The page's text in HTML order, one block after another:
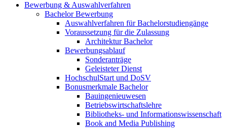
Bewerbung & Auswahlverfahren
Bachelor Bewerbung
Auswahlverfahren für Bachelorstudiengänge
Voraussetzung für die Zulassung
Architektur Bachelor
Bewerbungsablauf
Sonderanträge
Geleisteter Dienst
HochschulStart und DoSV
Bonusmerkmale Bachelor
Bauingenieuwesen
Betriebswirtschaftslehre
Bibliotheks- und Informationswissenschaft
Book and Media Publishing